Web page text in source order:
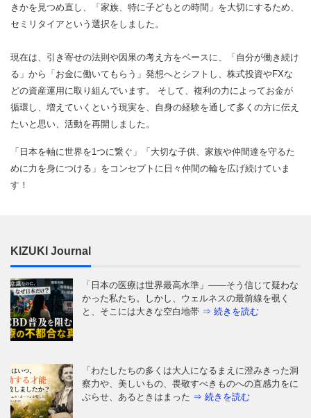
きかを見つめ直し、「家族、特に子どもとの時間」を大切にするため、
セミリタイアという選択をしました。
現在は、引き寄せの法則や因果の考え方をベースに、「自分が働き続け
る」から「お金に働いてもらう」発想へとシフトし、株式投資やFXな
どの資産運用に取り組んでいます。 そして、複利の力によってお金が
循環し、増えていくという現実を、自身の経験を通して多くの方に伝え
たいと思い、活動を再開しました。
「日本を軸に世界を1つに繋ぐ」「大切な子供、家族や仲間達を守るた
めに力を身につける」をコンセプトに日々仲間の輪を広げ続けていま
す！
KIZUKI Journal
「日本の医療は世界最高水準」——そう信じて疑わな
かった私たち。しかし、ウェルネスの最前線を覗く
と、そこには大きな空白地帯 ⇒ 続きを読む
「わたしたちの多くは大人になるまえに澄みきった洞
察力や、美しいもの、畏敬すべきものへの直感力をに
ぶらせ、あるときはまった ⇒ 続きを読む